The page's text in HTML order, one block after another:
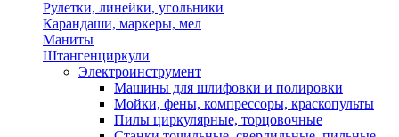
Рулетки, линейки, угольники
Карандаши, маркеры, мел
Маниты
Штангенциркули
Электроинструмент
Машины для шлифовки и полировки
Мойки, фены, компрессоры, краскопульты
Пилы циркулярные, торцовочные